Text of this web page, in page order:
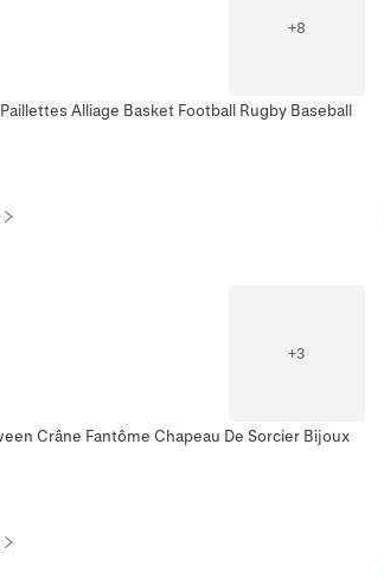
+8
Alliage Basket Football Rugby Baseball
+3
Crâne Fantôme Chapeau De Sorcier Bijoux